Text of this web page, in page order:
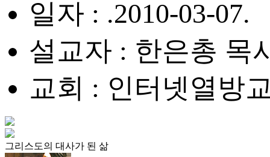
일자 : .2010-03-07.
설교자 : 한은총 목
교회 : 인터넷열방
그리스도의 대사가 된 삶